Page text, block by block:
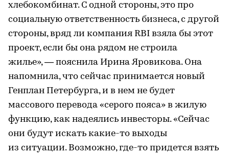
хлебокомбинат. С одной стороны, это про
социальную ответственность бизнеса, с другой
стороны, вряд ли компания RBI взяла бы этот
проект, если бы она рядом не строила
жилье», — пояснила Ирина Яровикова. Она
напомнила, что сейчас принимается новый
Генплан Петербурга, и в нем не будет
массового перевода «серого пояса» в жилую
функцию, как надеялись инвесторы. «Сейчас
они будут искать какие-то выходы
из ситуации. Возможно, где-то придется взять